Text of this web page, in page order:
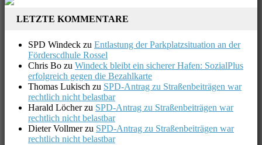
LETZTE KOMMENTARE
SPD Windeck zu Entlastung der Parkplatzsituation an der
Förderscdhule Rossel
Chris Bo zu Windeck bleibt ein sicherer Hafen: SozialPlus
erfolgreich gegen die Bezahlkarte
Thomas Lukisch zu SPD-Antrag zu Straßenbeiträgen war
rechtlich nicht belastbar
Harald Löcherzu SPD-Antrag zu Straßenbeiträgen war
rechtlich nicht belastbar
Dieter Vollmerzu SPD-Antrag zu Straßenbeiträgen war
rechtlich nicht belastbar